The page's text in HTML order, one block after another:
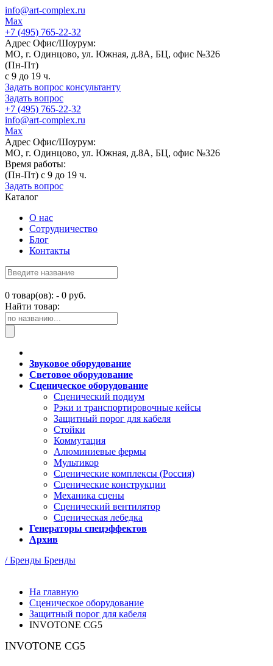
info@art-complex.ru
Max
+7 (495) 765-22-32
Адрес Офис/Шоурум:
МО, г. Одинцово, ул. Южная, д.8А, БЦ, офис №326
(Пн-Пт)
с 9 до 19 ч.
Задать вопрос консультанту
Задать вопрос
+7 (495) 765-22-32
info@art-complex.ru
Max
Адрес Офис/Шоурум:
МО, г. Одинцово, ул. Южная, д.8А, БЦ, офис №326
Время работы:
(Пн-Пт) с 9 до 19 ч.
Задать вопрос
Каталог
О нас
Сотрудничество
Блог
Контакты
0 товар(ов): - 0 руб.
Найти товар:
Звуковое оборудование
Световое оборудование
Сценическое оборудование
Сценический подиум
Рэки и транспортировочные кейсы
Защитный порог для кабеля
Стойки
Коммутация
Алюминиевые фермы
Мультикор
Сценические комплексы (Россия)
Сценические конструкции
Механика сцены
Сценический вентилятор
Сценическая лебедка
Генераторы спецэффектов
Архив
/ Бренды Бренды
На главную
Сценическое оборудование
Защитный порог для кабеля
INVOTONE CG5
INVOTONE CG5